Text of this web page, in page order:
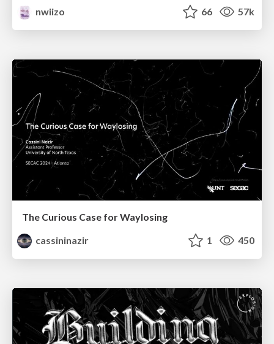
nwiizo
66 57k
The Curious Case for Waylosing
cassininazir
1 450